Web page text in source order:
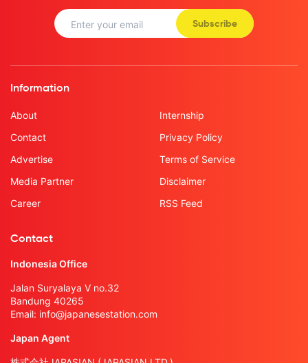
Subscribe
Information
About
Contact
Advertise
Media Partner
Career
Internship
Privacy Policy
Terms of Service
Disclaimer
RSS Feed
Contact
Indonesia Office
Jalan Suryalaya V no.32
Bandung 40265
Email: info@japanesestation.com
Japan Agent